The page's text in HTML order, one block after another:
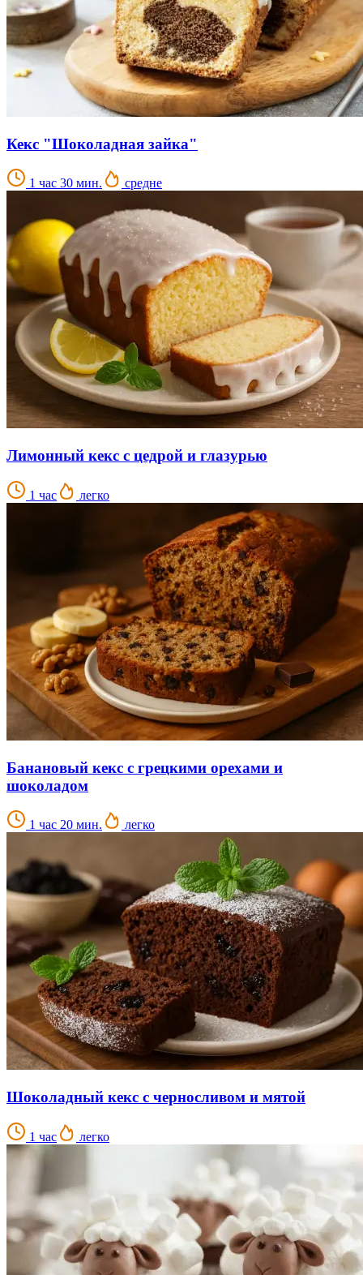
Кекс "Шоколадная зайка"
1 час 30 мин. средне
Лимонный кекс с цедрой и глазурью
1 час легко
Банановый кекс с грецкими орехами и
шоколадом
1 час 20 мин. легко
Шоколадный кекс с черносливом и мятой
1 час легко